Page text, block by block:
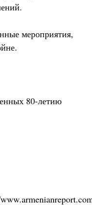
мероприятия,
80-летию